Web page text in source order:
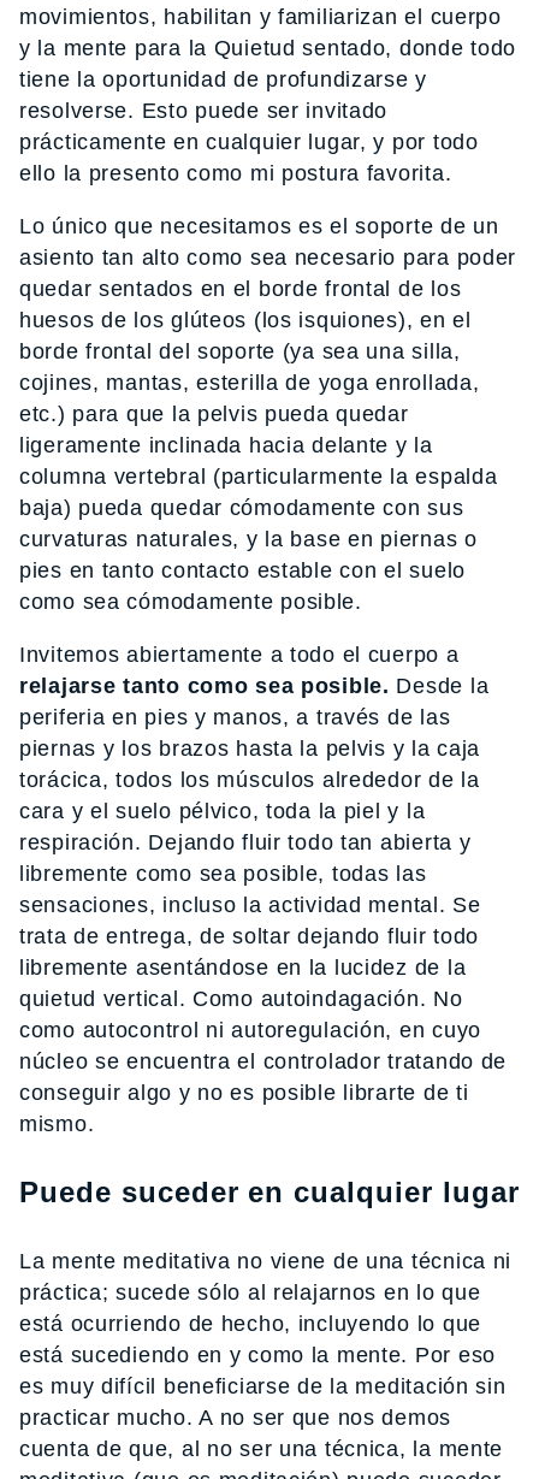
movimientos, habilitan y familiarizan el cuerpo
y la mente para la Quietud sentado, donde todo
tiene la oportunidad de profundizarse y
resolverse. Esto puede ser invitado
prácticamente en cualquier lugar, y por todo
ello la presento como mi postura favorita.
Lo único que necesitamos es el soporte de un
asiento tan alto como sea necesario para poder
quedar sentados en el borde frontal de los
huesos de los glúteos (los isquiones), en el
borde frontal del soporte (ya sea una silla,
cojines, mantas, esterilla de yoga enrollada,
etc.) para que la pelvis pueda quedar
ligeramente inclinada hacia delante y la
columna vertebral (particularmente la espalda
baja) pueda quedar cómodamente con sus
curvaturas naturales, y la base en piernas o
pies en tanto contacto estable con el suelo
como sea cómodamente posible.
Invitemos abiertamente a todo el cuerpo a
relajarse tanto como sea posible. Desde la
periferia en pies y manos, a través de las
piernas y los brazos hasta la pelvis y la caja
torácica, todos los músculos alrededor de la
cara y el suelo pélvico, toda la piel y la
respiración. Dejando fluir todo tan abierta y
libremente como sea posible, todas las
sensaciones, incluso la actividad mental. Se
trata de entrega, de soltar dejando fluir todo
libremente asentándose en la lucidez de la
quietud vertical. Como autoindagación. No
como autocontrol ni autoregulación, en cuyo
núcleo se encuentra el controlador tratando de
conseguir algo y no es posible librarte de ti
mismo.
Puede suceder en cualquier lugar
La mente meditativa no viene de una técnica ni
práctica; sucede sólo al relajarnos en lo que
está ocurriendo de hecho, incluyendo lo que
está sucediendo en y como la mente. Por eso
es muy difícil beneficiarse de la meditación sin
practicar mucho. A no ser que nos demos
cuenta de que, al no ser una técnica, la mente